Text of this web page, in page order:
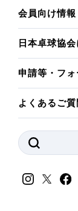
会員向け情報
日本卓球協
申請等・フォ
よくあるご質